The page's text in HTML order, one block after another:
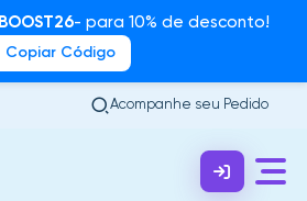
BOOST26- para 10% de desconto!
Copiar Código
Acompanhe seu Pedido